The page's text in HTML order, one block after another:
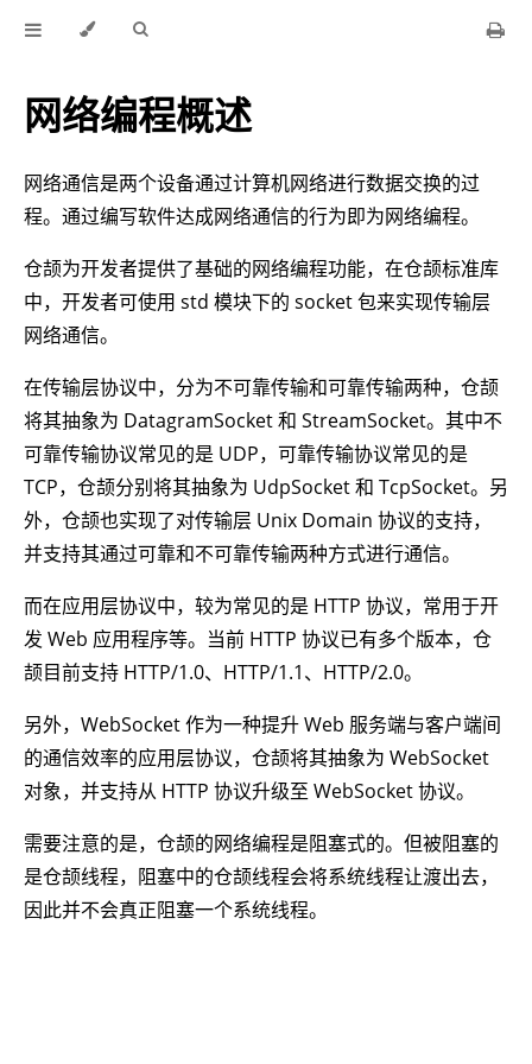
网络编程概述
网络通信是两个设备通过计算机网络进行数据交换的过
程。通过编写软件达成网络通信的行为即为网络编程。
仓颉为开发者提供了基础的网络编程功能，在仓颉标准库
中，开发者可使用 std 模块下的 socket 包来实现传输层
网络通信。
在传输层协议中，分为不可靠传输和可靠传输两种，仓颉
将其抽象为 DatagramSocket 和 StreamSocket。其中不
可靠传输协议常见的是 UDP，可靠传输协议常见的是
TCP，仓颉分别将其抽象为 UdpSocket 和 TcpSocket。另
外，仓颉也实现了对传输层 Unix Domain 协议的支持，
并支持其通过可靠和不可靠传输两种方式进行通信。
而在应用层协议中，较为常见的是 HTTP 协议，常用于开
发 Web 应用程序等。当前 HTTP 协议已有多个版本，仓
颉目前支持 HTTP/1.0、HTTP/1.1、HTTP/2.0。
另外，WebSocket 作为一种提升 Web 服务端与客户端间
的通信效率的应用层协议，仓颉将其抽象为 WebSocket
对象，并支持从 HTTP 协议升级至 WebSocket 协议。
需要注意的是，仓颉的网络编程是阻塞式的。但被阻塞的
是仓颉线程，阻塞中的仓颉线程会将系统线程让渡出去，
因此并不会真正阻塞一个系统线程。